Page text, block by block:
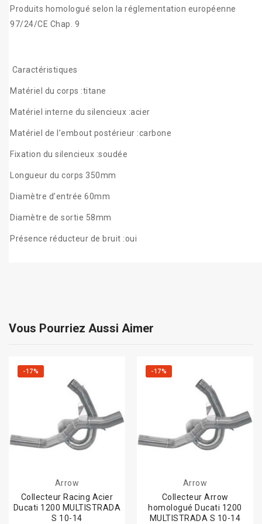
Produits homologué selon la réglementation européenne
97/24/CE Chap. 9
Caractéristiques
Matériel du corps :titane
Matériel interne du silencieux :acier
Matériel de l’embout postérieur :carbone
Fixation du silencieux :soudée
Longueur du corps 350mm
Diamètre d’entrée 60mm
Diamètre de sortie 58mm
Présence réducteur de bruit :oui
Vous Pourriez Aussi Aimer
-17%
Arrow
Collecteur Racing Acier
Ducati 1200 MULTISTRADA
S 10-14
-17%
Arrow
Collecteur Arrow
homologué Ducati 1200
MULTISTRADA S 10-14